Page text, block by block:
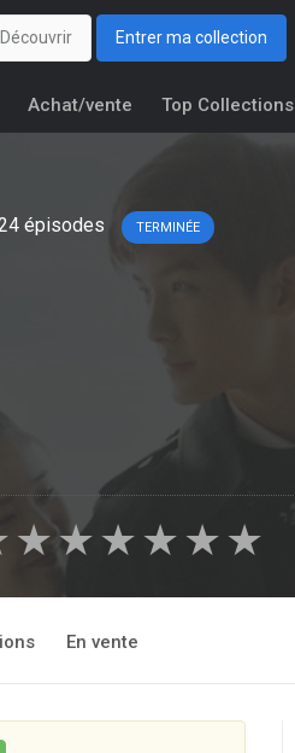
Découvrir Entrer ma collection
Achat/vente Top Collections
épisodes TERMINÉE
★
★
★
★
★
★
En vente